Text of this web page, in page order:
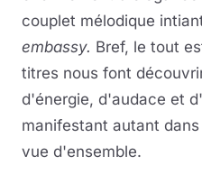
couplet mélodique
embassy. Bref, le tout
titres nous font
d'énergie, d'audace et
manifestant autant
vue d'ensemble.